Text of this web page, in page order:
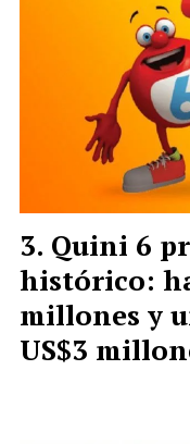
Quini 6
histórico:
millones y
US$3